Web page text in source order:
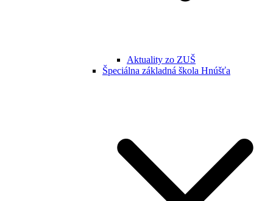
Aktuality zo ZUŠ
Špeciálna základná škola Hnúšťa